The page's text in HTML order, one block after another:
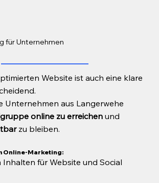
für Unternehmen
Website ist auch eine klare
Unternehmen aus Langerwehe
online zu erreichenund
zu bleiben.
Online-Marketing:
für Website und Social